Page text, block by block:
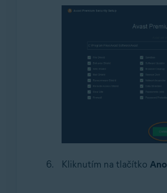
Kliknutím na tlačítko Ano